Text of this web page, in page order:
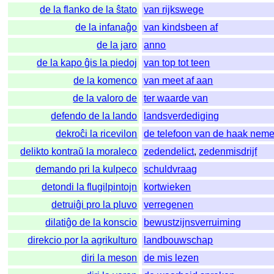
de la flanko de la ŝtato
van rijkswege
de la infanaĝo
van kindsbeen af
de la jaro
anno
de la kapo ĝis la piedoj
van top tot teen
de la komenco
van meet af aan
de la valoro de
ter waarde van
defendo de la lando
landsverdediging
dekroĉi la ricevilon
de telefoon van de haak
delikto kontraŭ la moraleco
zedendelict,zedenmisdrijf
demando pri la kulpeco
schuldvraag
detondi la flugilpintojn
kortwieken
detruiĝi pro la pluvo
verregenen
dilatiĝo de la konscio
bewustzijnsverruiming
direkcio por la agrikulturo
landbouwschap
diri la meson
de mis lezen